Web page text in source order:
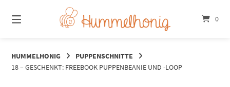
zum
Inhalt
0
HUMMELHONIG
PUPPENSCHNITTE
18 – GESCHENKT: FREEBOOK PUPPENBEANIE UND -LOOP